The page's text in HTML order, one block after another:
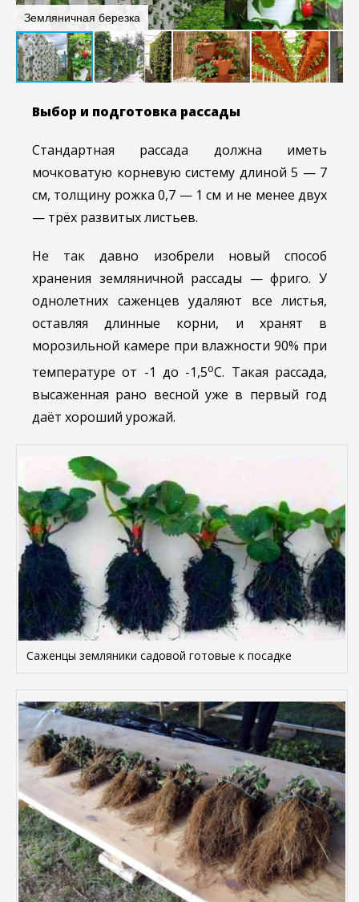
Земляничная березка
Выбор и подготовка рассады
Стандартная рассада должна иметь
мочковатую корневую систему длиной 5 — 7
см, толщину рожка 0,7 — 1 см и не менее двух
— трёх развитых листьев.
Не так давно изобрели новый способ
хранения земляничной рассады — фриго. У
однолетних саженцев удаляют все листья,
оставляя длинные корни, и хранят в
морозильной камере при влажности 90% при
температуре от -1 до -1,5оС. Такая рассада,
высаженная рано весной уже в первый год
даёт хороший урожай.
Саженцы земляники садовой готовые к посадке